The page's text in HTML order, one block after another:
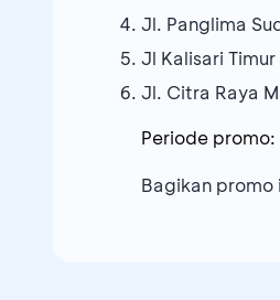
Jl. Panglima
Jl Kalisari
Jl. Citra Raya
Periode promo:
Bagikan promo